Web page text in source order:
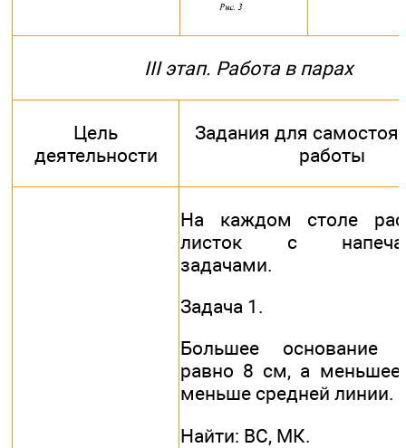
III этап. Работа в парах
Цель
деятельности
Задания для
работы
На каждом столе
листок с
задачами.
Задача 1.
Большее основание
равно 8 см, а
меньше средней линии.
Найти: ВС, МК.